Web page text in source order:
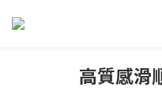
高質感滑